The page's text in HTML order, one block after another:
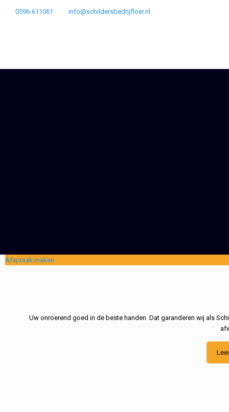
0596-611061 info@schildersbedrijfloer.nl
Afspraak maken
Uw onroerend goed in de beste handen. Dat garanderen wij als